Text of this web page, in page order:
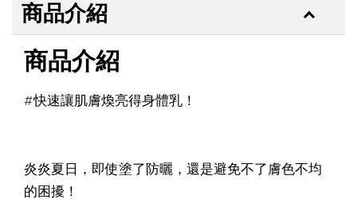
商品介紹
商品介紹
#快速讓肌膚煥亮得身體乳！
炎炎夏日，即使塗了防曬，還是避免不了膚色不均
的困擾！